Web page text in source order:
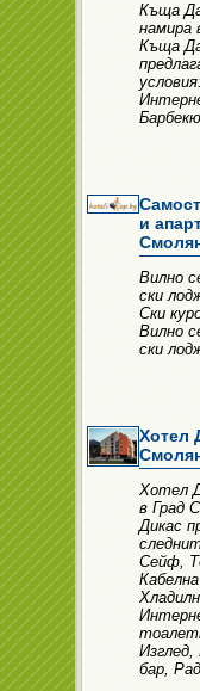
Къща
намира
Къща
и
Вилно
ски
Ски
Вилно
ски
Хотел
Хотел
в Град
Дикас
Сейф,
бар,